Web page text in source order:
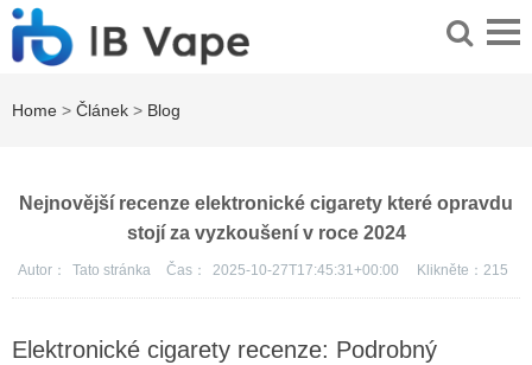
Home > Článek > Blog
Nejnovější recenze elektronické cigarety které opravdu
stojí za vyzkoušení v roce 2024
Autor： Tato stránka Čas： 2025-10-27T17:45:31+00:00 Klikněte： 215
Elektronické cigarety recenze: Podrobný